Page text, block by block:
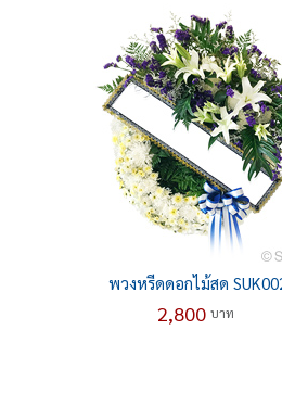
พวงหรีดดอกไม้สด
2,800บาท